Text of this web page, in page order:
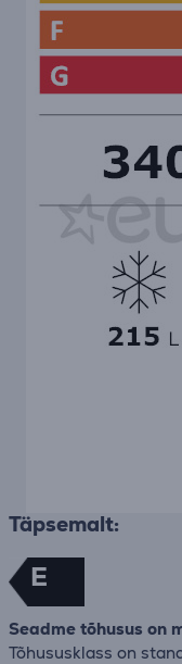
Täpsemalt:
E
Seadme tõhusus on
Tõhususklass on